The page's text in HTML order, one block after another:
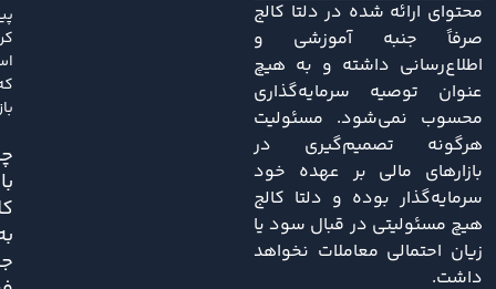
محتوای ارائه شده در دلتا کالج
صرفاً جنبه آموزشی و
اطلاع‌رسانی داشته و به هیچ
عنوان توصیه سرمایه‌گذاری
محسوب نمی‌شود. مسئولیت
هرگونه تصمیم‌گیری در
بازارهای مالی بر عهده خود
سرمایه‌گذار بوده و دلتا کالج
هیچ مسئولیتی در قبال سود یا
زیان احتمالی معاملات نخواهد
داشت.
با